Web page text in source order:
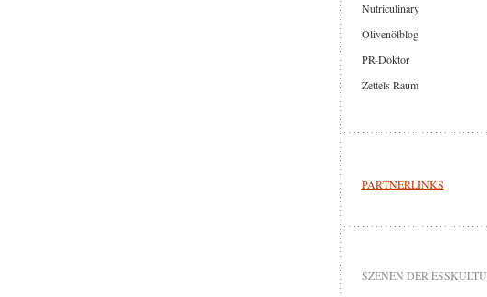
Nutriculinary
Olivenölblog
PR-Doktor
Zettels Raum
PARTNERLINKS
SZENEN DER